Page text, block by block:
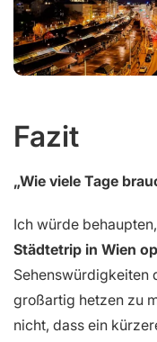
Fazit
„Wie viele Tage
Ich würde
Städtetrip in Wien
Sehenswürdigkeiten
großartig hetzen zu
nicht, dass ein